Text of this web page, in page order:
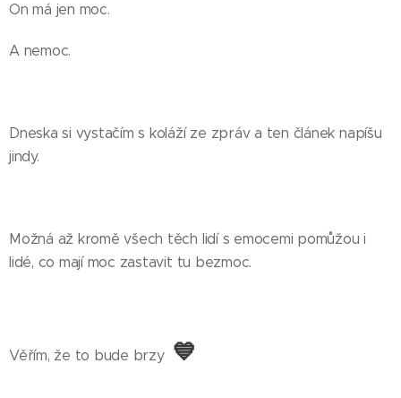
On má jen moc.
A nemoc.
Dneska si vystačím s koláží ze zpráv a ten článek napíšu
jindy.
Možná až kromě všech těch lidí s emocemi pomůžou i
lidé, co mají moc zastavit tu bezmoc.
Věřím, že to bude brzy 💙